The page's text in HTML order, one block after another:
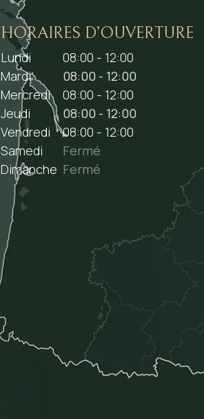
HORAIRES D’OUVERTURE
Lundi
08:00 - 12:00
Mardi
08:00 - 12:00
Mercredi
08:00 - 12:00
Jeudi
08:00 - 12:00
Vendredi
08:00 - 12:00
Samedi
Fermé
Dimanche Fermé